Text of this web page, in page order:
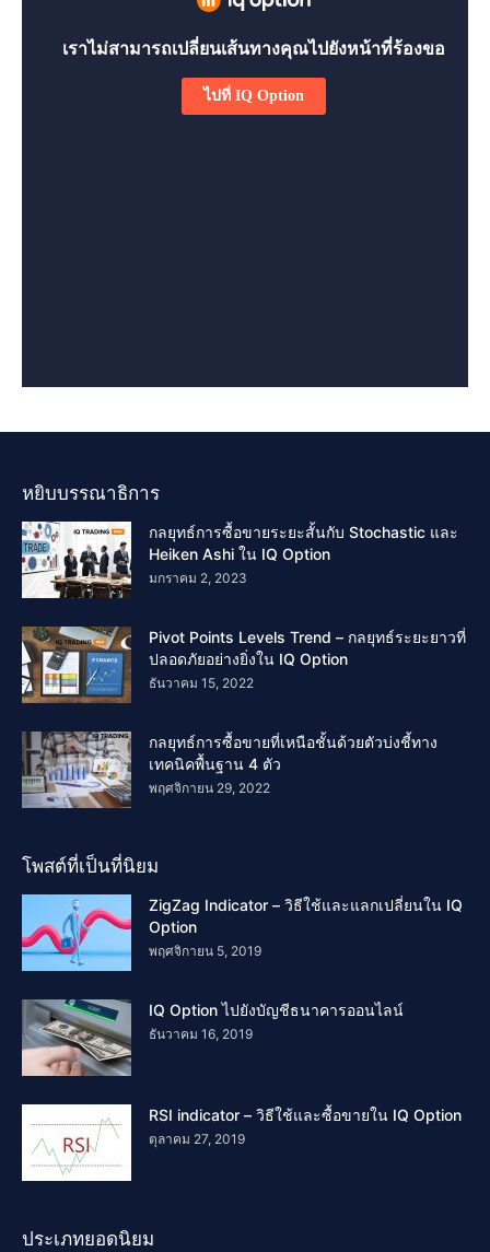
หยิบบรรณาธิการ
กลยุทธ์การซื้อขายระยะสั้นกับ Stochastic และ
Heiken Ashi ใน IQ Option
มกราคม 2, 2023
Pivot Points Levels Trend – กลยุทธ์ระยะยาวที่
ปลอดภัยอย่างยิ่งใน IQ Option
ธันวาคม 15, 2022
กลยุทธ์การซื้อขายที่เหนือชั้นด้วยตัวบ่งชี้ทาง
เทคนิคพื้นฐาน 4 ตัว
พฤศจิกายน 29, 2022
โพสต์ที่เป็นที่นิยม
ZigZag Indicator – วิธีใช้และแลกเปลี่ยนใน IQ
Option
พฤศจิกายน 5, 2019
IQ Option ไปยังบัญชีธนาคารออนไลน์
ธันวาคม 16, 2019
RSI indicator – วิธีใช้และซื้อขายใน IQ Option
ตุลาคม 27, 2019
ประเภทยอดนิยม